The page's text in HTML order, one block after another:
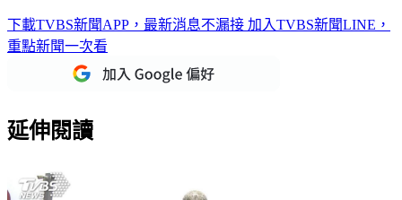
下載TVBS新聞APP，最新消息不漏接 加入TVBS新聞LINE，
重點新聞一次看
延伸閱讀